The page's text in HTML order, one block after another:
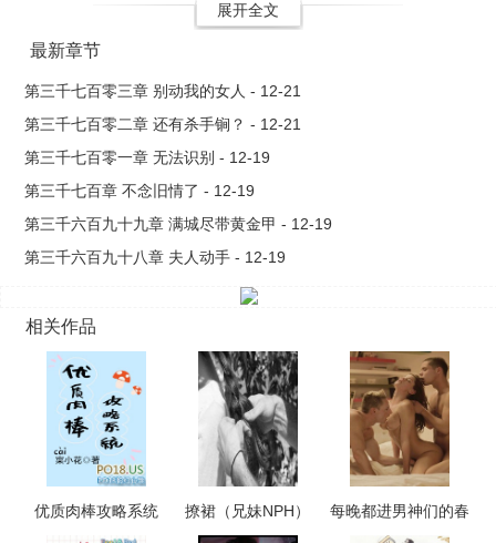
展开全文
最新章节
第三千七百零三章 别动我的女人 - 12-21
第三千七百零二章 还有杀手锏？ - 12-21
第三千七百零一章 无法识别 - 12-19
第三千七百章 不念旧情了 - 12-19
第三千六百九十九章 满城尽带黄金甲 - 12-19
第三千六百九十八章 夫人动手 - 12-19
相关作品
优质肉棒攻略系统
撩裙（兄妹NPH）
每晚都进男神们的春